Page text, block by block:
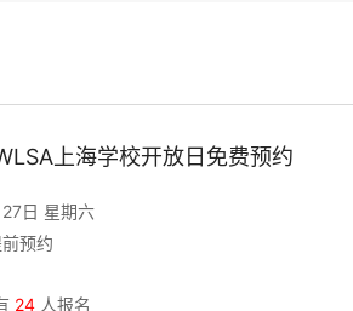
上海学校开放日免费预约
日 星期六
预约
24 人报名